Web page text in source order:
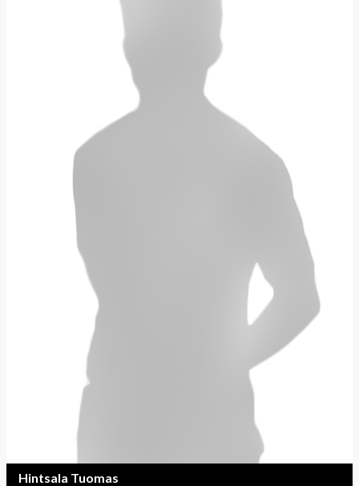
Hintsala Tuomas